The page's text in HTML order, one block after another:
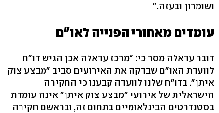
ושומרון ובעזה."
עומדים מאחורי הפנייה לאו"ם
דובר עדאלה מסר כי: "מרכז עדאלה אכן הגיש דו"ח
לוועדת האו"ם שבדקה את האירועים סביב "מבצע צוק
איתן". בדו"ח שלנו לוועדה קבענו כי החקירה
הישראלית של אירועי "מבצע צוק איתן" אינה עומדת
בסטנדרטים הבינלאומיים בתחום זה, ובראשם חקירה